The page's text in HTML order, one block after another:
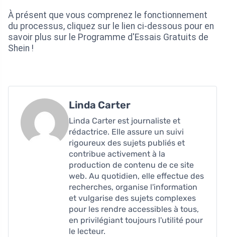
À présent que vous comprenez le fonctionnement
du processus, cliquez sur le lien ci-dessous pour en
savoir plus sur le Programme d'Essais Gratuits de
Shein !
Linda Carter
Linda Carter est journaliste et
rédactrice. Elle assure un suivi
rigoureux des sujets publiés et
contribue activement à la
production de contenu de ce site
web. Au quotidien, elle effectue des
recherches, organise l'information
et vulgarise des sujets complexes
pour les rendre accessibles à tous,
en privilégiant toujours l'utilité pour
le lecteur.